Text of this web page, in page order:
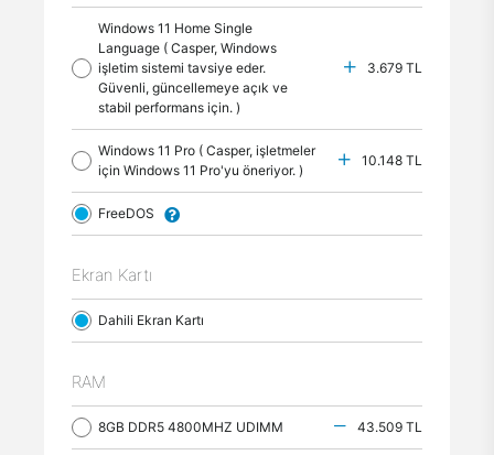
Windows 11 Home Single
Language ( Casper, Windows
işletim sistemi tavsiye eder.
Güvenli, güncellemeye açık ve
stabil performans için. )
3.679 TL
Windows 11 Pro ( Casper, işletmeler
için Windows 11 Pro'yu öneriyor. )
10.148 TL
FreeDOS
Ekran Kartı
Dahili Ekran Kartı
RAM
8GB DDR5 4800MHZ UDIMM 43.509 TL